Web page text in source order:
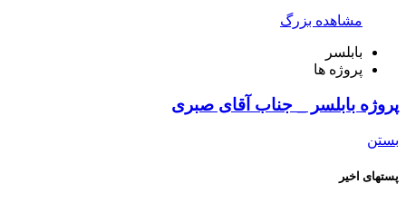
مشاهده بزرگ
بابلسر
پروژه ها
پروژه بابلسر _ جناب آقای صبری
بستن
پستهای اخیر